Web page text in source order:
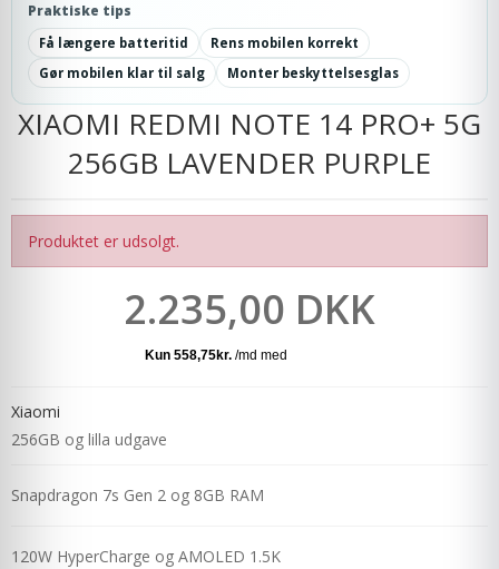
Praktiske tips
Få længere batteritid
Rens mobilen korrekt
Gør mobilen klar til salg
Monter beskyttelsesglas
XIAOMI REDMI NOTE 14 PRO+ 5G
256GB LAVENDER PURPLE
Produktet er udsolgt.
2.235,00 DKK
Xiaomi
256GB og lilla udgave
Snapdragon 7s Gen 2 og 8GB RAM
120W HyperCharge og AMOLED 1.5K